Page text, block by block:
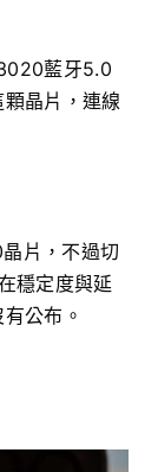
藍牙5.0
晶片，連線
片，不過切
穩定度與延
公布。